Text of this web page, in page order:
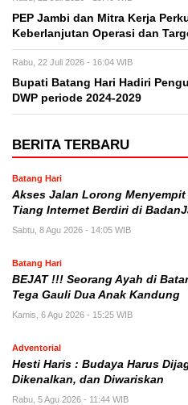
PEP Jambi dan Mitra Kerja
Keberlanjutan Operasi dan
Rabu, 22 Juli 2026 - 16:04 WIB
Bupati Batang Hari Hadiri
DWP periode 2024-2029
BERITA TERBARU
Batang Hari
Akses Jalan Lorong Menyempit
Tiang Internet Berdiri di
Sabtu, 8 Agu 2026 - 14:05 WIB
Batang Hari
BEJAT !!! Seorang Ayah di
Tega Gauli Dua Anak Kandung
Kamis, 6 Agu 2026 - 15:25 WIB
Adventorial
Hesti Haris : Budaya Harus
Dikenalkan, dan Diwariskan
Rabu, 5 Agu 2026 - 11:44 WIB